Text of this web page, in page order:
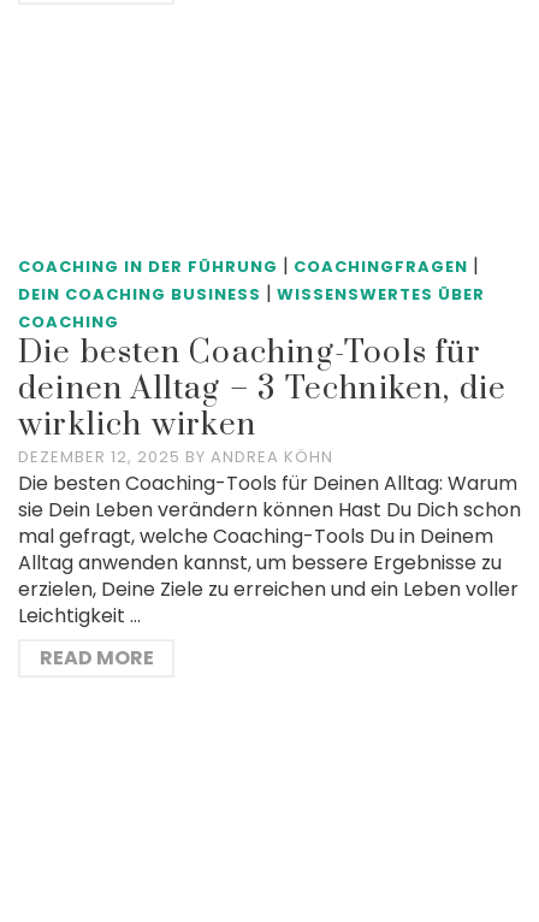
COACHING IN DER FÜHRUNG | COACHINGFRAGEN |
DEIN COACHING BUSINESS | WISSENSWERTES ÜBER
COACHING
Die besten Coaching-Tools für
deinen Alltag – 3 Techniken, die
wirklich wirken
DEZEMBER 12, 2025 BY ANDREA KÖHN
Die besten Coaching-Tools für Deinen Alltag: Warum
sie Dein Leben verändern können Hast Du Dich schon
mal gefragt, welche Coaching-Tools Du in Deinem
Alltag anwenden kannst, um bessere Ergebnisse zu
erzielen, Deine Ziele zu erreichen und ein Leben voller
Leichtigkeit …
READ MORE